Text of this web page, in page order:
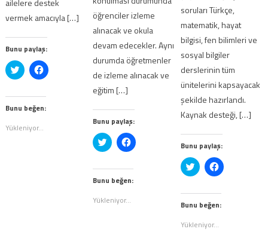
ailelere destek
vermek amacıyla […]
Bunu paylaş:
Twitter
üzerinde
tıklayın
(Yeni
pencerede
Facebook'ta
paylaşmak
(Yeni
pencerede
Bunu beğen:
Yükleniyor...
öğrenciler izleme
alınacak ve okula
devam edecekler. Aynı
durumda öğretmenler
de izleme alınacak ve
eğitim […]
Bunu paylaş:
Twitter
üzerinde
tıklayın
(Yeni
pencerede
Facebook'ta
paylaşmak
(Yeni
pencerede
Bunu beğen:
Yükleniyor...
soruları Türkçe,
matematik, hayat
bilgisi, fen bilimleri ve
sosyal bilgiler
derslerinin tüm
ünitelerini kapsayacak
şekilde hazırlandı.
Kaynak desteği, […]
Bunu paylaş:
Twitter
üzerinde
tıklayın
(Yeni
pencerede
Facebook'ta
paylaşmak
(Yeni
pencerede
Bunu beğen:
Yükleniyor...